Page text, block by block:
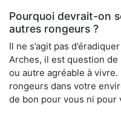
Pourquoi devrait-on
autres rongeurs ?
Il ne s’agit pas
Arches, il est question de
ou autre agréable à
rongeurs dans votre
de bon pour vous ni pour